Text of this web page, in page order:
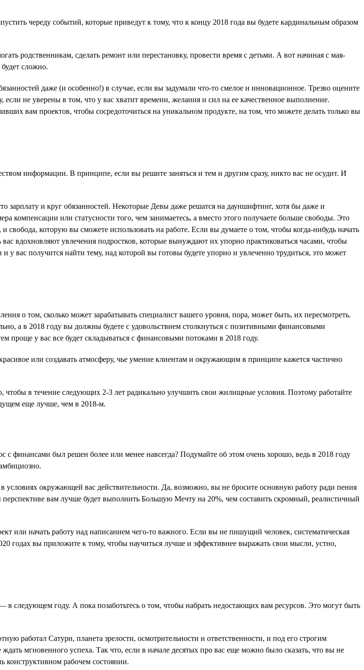
череду событий, которые приведут к тому, что к концу 2018 года вы будете кардинальным образом
родственникам, сделать ремонт или перестановку, провести время с детьми. А вот начиная с мая-
сложно.
даже (и особенно!) в случае, если вы задумали что-то смелое и инновационное. Трезво оцените
не уверены в том, что у вас хватит времени, желания и сил на ее качественное выполнение.
вам проектов, чтобы сосредоточиться на уникальном продукте, на том, что можете делать только вы
информации. В принципе, если вы решите заняться и тем и другим сразу, никто вас не осудит. И
зарплату и круг обязанностей. Некоторые Девы даже решатся на дауншифтинг, хотя бы даже и
компенсации или статусности того, чем занимаетесь, а вместо этого получаете больше свободы. Это
которую вы сможете использовать на работе. Если вы думаете о том, чтобы когда-нибудь начать
вдохновляют увлечения подростков, которые вынуждают их упорно практиковаться часами, чтобы
у вас получится найти тему, над которой вы готовы будете упорно и увлеченно трудиться, это может
о том, сколько может зарабатывать специалист вашего уровня, пора, может быть, их пересмотреть.
а в 2018 году вы должны будете с удовольствием столкнуться с позитивными финансовыми
у вас все будет складываться с финансовыми потоками в 2018 году.
или создавать атмосферу, чье умение клиентам и окружающим в принципе кажется частично
чтобы в течение следующих 2-3 лет радикально улучшить свои жилищные условия. Поэтому работайте
еще лучше, чем в 2018-м.
с финансами был решен более или менее навсегда? Подумайте об этом очень хорошо, ведь в 2018 году
условиях окружающей вас действительности. Да, возможно, вы не бросите основную работу ради пения
вам лучше будет выполнить Большую Мечту на 20%, чем составить скромный, реалистичный
или начать работу над написанием чего-то важного. Если вы не пишущий человек, систематическая
годах вы приложите к тому, чтобы научиться лучше и эффективнее выражать свои мысли, устно,
следующем году. А пока позаботьтесь о том, чтобы набрать недостающих вам ресурсов. Это могут быть
работал Сатурн, планета зрелости, осмотрительности и ответственности, и под его строгим
мгновенного успеха. Так что, если в начале десятых про вас еще можно было сказать, что вы не
конструктивном рабочем состоянии.